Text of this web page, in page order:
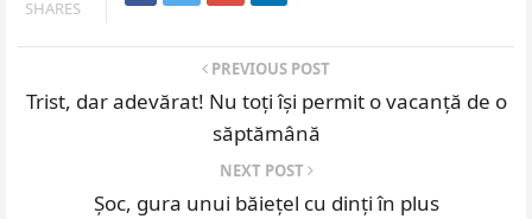
SHARES
PREVIOUS POST
Trist, dar adevărat! Nu toți își permit o vacanță de o
săptămână
NEXT POST
Șoc, gura unui băiețel cu dinți în plus